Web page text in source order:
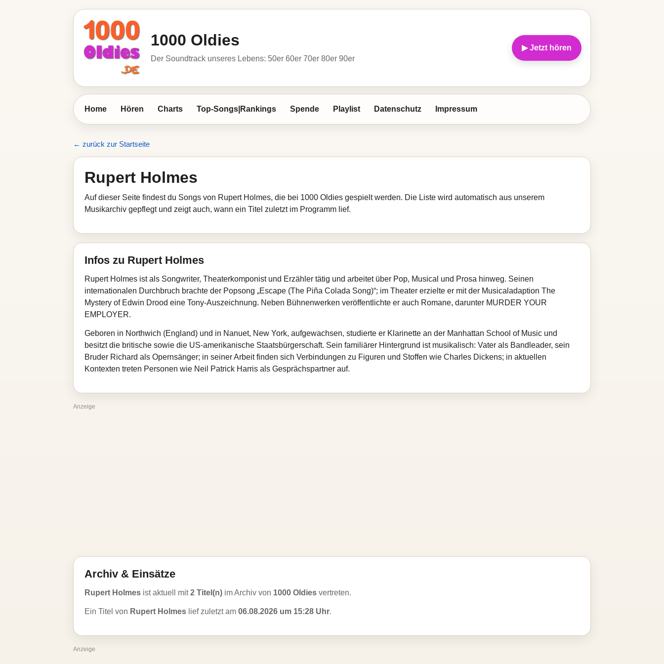
1000 Oldies
Der Soundtrack unseres Lebens: 50er 60er 70er 80er 90er
▶ Jetzt hören
Home Hören Charts Top-Songs|Rankings Spende Playlist Datenschutz Impressum
← zurück zur Startseite
Rupert Holmes
Auf dieser Seite findest du Songs von Rupert Holmes, die bei 1000 Oldies gespielt werden. Die Liste wird automatisch aus unserem
Musikarchiv gepflegt und zeigt auch, wann ein Titel zuletzt im Programm lief.
Infos zu Rupert Holmes
Rupert Holmes ist als Songwriter, Theaterkomponist und Erzähler tätig und arbeitet über Pop, Musical und Prosa hinweg. Seinen
internationalen Durchbruch brachte der Popsong „Escape (The Piña Colada Song)“; im Theater erzielte er mit der Musicaladaption The
Mystery of Edwin Drood eine Tony-Auszeichnung. Neben Bühnenwerken veröffentlichte er auch Romane, darunter MURDER YOUR
EMPLOYER.
Geboren in Northwich (England) und in Nanuet, New York, aufgewachsen, studierte er Klarinette an der Manhattan School of Music und
besitzt die britische sowie die US-amerikanische Staatsbürgerschaft. Sein familiärer Hintergrund ist musikalisch: Vater als Bandleader, sein
Bruder Richard als Opernsänger; in seiner Arbeit finden sich Verbindungen zu Figuren und Stoffen wie Charles Dickens; in aktuellen
Kontexten treten Personen wie Neil Patrick Harris als Gesprächspartner auf.
Anzeige
Archiv & Einsätze
Rupert Holmes ist aktuell mit2 Titel(n) im Archiv von 1000 Oldies vertreten.
Ein Titel von Rupert Holmes lief zuletzt am 06.08.2026 um 15:28 Uhr.
Anzeige